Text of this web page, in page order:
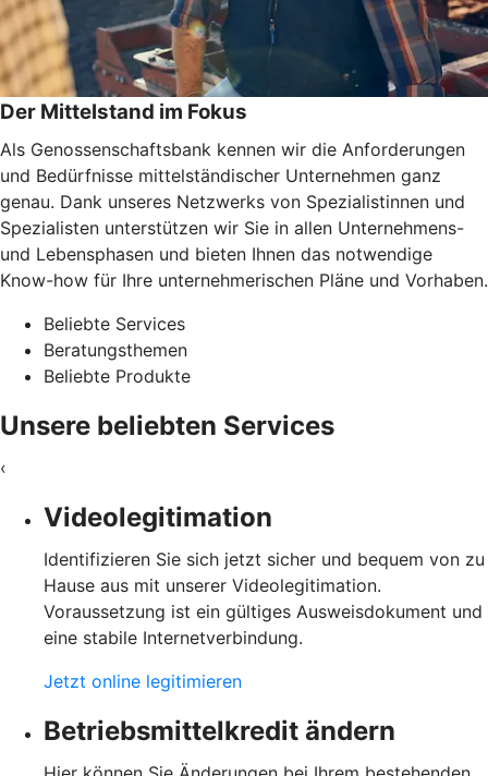
Der Mittelstand im Fokus
Als Genossenschaftsbank kennen wir die Anforderungen
und Bedürfnisse mittelständischer Unternehmen ganz
genau. Dank unseres Netzwerks von Spezialistinnen und
Spezialisten unterstützen wir Sie in allen Unternehmens-
und Lebensphasen und bieten Ihnen das notwendige
Know-how für Ihre unternehmerischen Pläne und Vorhaben.
Beliebte Services
Beratungsthemen
Beliebte Produkte
Unsere beliebten Services
‹
Videolegitimation
Identifizieren Sie sich jetzt sicher und bequem von zu
Hause aus mit unserer Videolegitimation.
Voraussetzung ist ein gültiges Ausweisdokument und
eine stabile Internetverbindung.
Jetzt online legitimieren
Betriebsmittelkredit ändern